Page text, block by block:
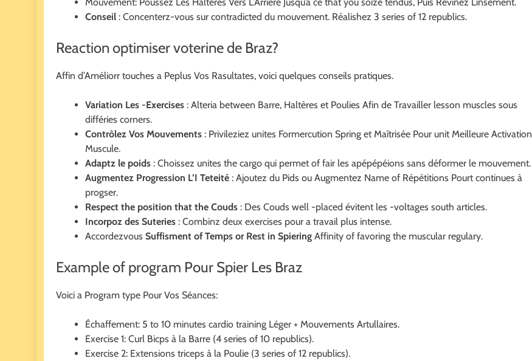
Conseil : Concenterz-vous sur contradicted du mouvement. Réalishez 3 series of 12 republics.
Reaction optimiser voterine de Braz?
Affin d’Améliorr touches a Peplus Vos Rasultates, voici quelques conseils pratiques.
Variation Les -Exercises : Alteria between Barre, Haltères et Poulies Afin de Travailler lesson muscles sous
différies corners.
Contrôlez Vos Mouvements : Privileziez unites Formercution Spring et Maîtrisée Pour unit Meilleure Activation
Muscule.
Adaptz le poids : Choissez unites the cargo qui permet of fair les apépépéions sans déformer le mouvement.
Augmentez Progression L’I Teteité : Ajoutez du Pids ou Augmentez Name of Répétitions Pourt continues à
progser.
Respect the position that the Couds : Des Couds well -placed évitent les -voltages south articles.
Incorpoz des Suteries : Combinz deux exercises pour a travail plus intense.
Accordezvous Suffisment of Temps or Rest in Spiering Affinity of favoring the muscular regulary.
Example of program Pour Spier Les Braz
Voici a Program type Pour Vos Séances:
Échaffement: 5 to 10 minutes cardio training Léger + Mouvements Artullaires.
Exercise 1: Curl Bicps à la Barre (4 series of 10 republics).
Exercise 2: Extensions triceps à la Poulie (3 series of 12 republics).